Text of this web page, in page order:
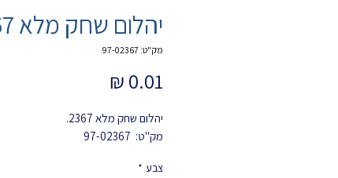
יהלום שחק מלא 2367
מק"ט: 97-02367
יהלום שחק מלא 2367.
מק"ט: 97-02367
צבע *